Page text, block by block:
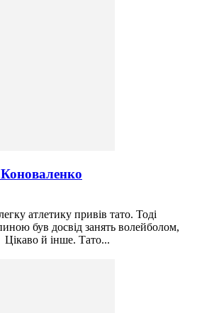
атлетику привів тато. Тоді
був досвід занять волейболом,
й інше. Тато...